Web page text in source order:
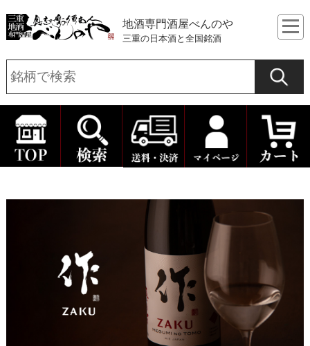
地酒専門酒屋べんのや
三重の日本酒と全国銘酒